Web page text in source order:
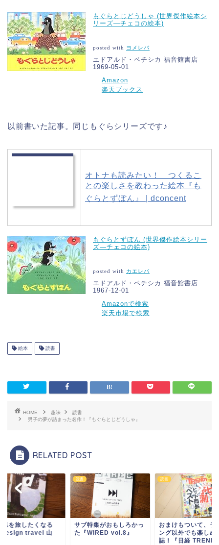
もぐらとじどうしゃ (世界傑作絵本シ
リーズ―チェコの絵本)
posted with ヨメレバ
エドアルド・ペチシカ 福音館書店
1969-05-01
Amazon
楽天ブックス
以前書いた記事。同じもぐらシリーズです♪
オトナも読みたい！ つくるこ
との楽しさを教わった絵本『も
ぐらとずぼん』 | dconcent
もぐらとずぼん (世界傑作絵本シリー
ズ―チェコの絵本)
posted with カエレバ
エドアルド・ペチシカ 福音館書店
1967-12-01
Amazonで検索
楽天市場で検索
絵本 読書
HOME 趣味
読書
男子の夢が詰まった名作！『もぐらとじどうしゃ』
RELATED POST
県を旅したくなる
design travel 山
読書
サブ特集がおもしろかっ
た『WIRED vol.8』
読書
おまけもついて、ラ
ング以外でも楽しめ
誌！『日経